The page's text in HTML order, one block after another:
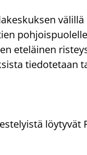
ete­läi­nen
tie­do­te­taan
löytyvät